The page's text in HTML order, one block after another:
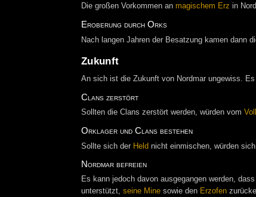
Die großen Vorkommen an magischem Erz in
Eroberung durch Orks
Nach langen Jahren der Besatzung kamen dann
Zukunft
An sich ist die Zukunft von Nordmar ungewiss.
Clans zerstört
Sollten die Clans zerstört werden, würden vom
Orklager und Clans bestehen
Sollte sich der Held nicht einmischen, würden
Nordmar befreien
Es kann jedoch davon ausgegangen werden,
unterstützt, seine Minesowie den Erzofen